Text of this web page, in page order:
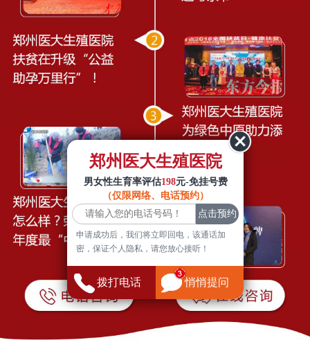
郑州医大生殖医院
男女性生育率评估198元-免挂号费
（仅限网络、电话预约）
申请成功后，我们将立即回电，该通话加
密，保证个人隐私，请您放心接听！
拨打电话 悄悄提问